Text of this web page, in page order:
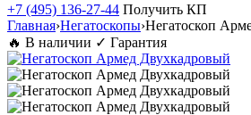
+7 (495) 136-27-44 Получить КП
Главная›Негатоскопы›Негатоскоп
🔥 В наличии ✓ Гарантия